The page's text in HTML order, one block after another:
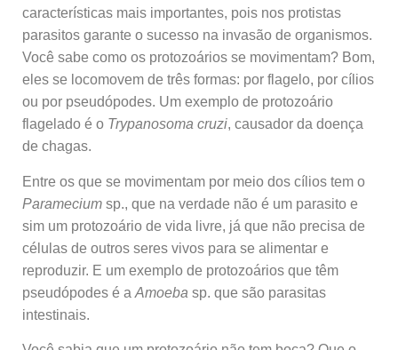
características mais importantes, pois nos protistas
parasitos garante o sucesso na invasão de organismos.
Você sabe como os protozoários se movimentam? Bom,
eles se locomovem de três formas: por flagelo, por cílios
ou por pseudópodes. Um exemplo de protozoário
flagelado é o Trypanosoma cruzi, causador da doença
de chagas.
Entre os que se movimentam por meio dos cílios tem o
Paramecium sp., que na verdade não é um parasito e
sim um protozoário de vida livre, já que não precisa de
células de outros seres vivos para se alimentar e
reproduzir. E um exemplo de protozoários que têm
pseudópodes é a Amoeba sp. que são parasitas
intestinais.